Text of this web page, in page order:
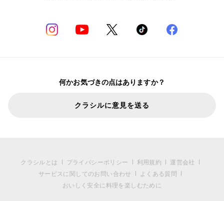
何かお気づきの点はありますか？
クラシルに意見を送る
クラシルとは プライバシーポリシー 利用規約
運営会社
サービスに関してのお問い合わせ
よくある質問
おいしく安全に料理を楽しむために